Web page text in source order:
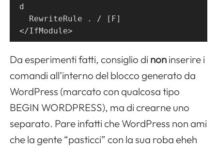
d
RewriteRule . / [F]
</IfModule>
Da esperimenti fatti, consiglio di noninserire i
comandi all’interno del blocco generato da
WordPress (marcato con qualcosa tipo
BEGIN WORDPRESS), ma di crearne uno
separato. Pare infatti che WordPress non ami
che la gente “pasticci” con la sua roba eheh